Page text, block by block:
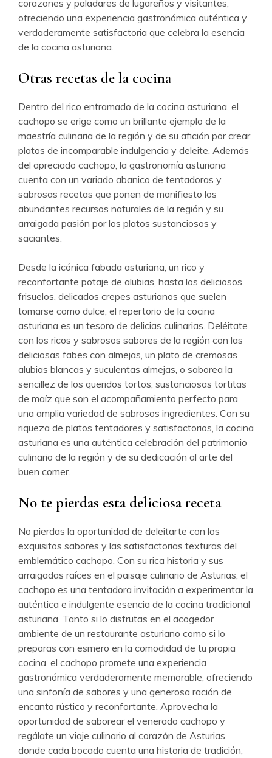
corazones y paladares de lugareños y visitantes,
ofreciendo una experiencia gastronómica auténtica y
verdaderamente satisfactoria que celebra la esencia
de la cocina asturiana.
Otras recetas de la cocina
Dentro del rico entramado de la cocina asturiana, el
cachopo se erige como un brillante ejemplo de la
maestría culinaria de la región y de su afición por crear
platos de incomparable indulgencia y deleite. Además
del apreciado cachopo, la gastronomía asturiana
cuenta con un variado abanico de tentadoras y
sabrosas recetas que ponen de manifiesto los
abundantes recursos naturales de la región y su
arraigada pasión por los platos sustanciosos y
saciantes.
Desde la icónica fabada asturiana, un rico y
reconfortante potaje de alubias, hasta los deliciosos
frisuelos, delicados crepes asturianos que suelen
tomarse como dulce, el repertorio de la cocina
asturiana es un tesoro de delicias culinarias. Deléitate
con los ricos y sabrosos sabores de la región con las
deliciosas fabes con almejas, un plato de cremosas
alubias blancas y suculentas almejas, o saborea la
sencillez de los queridos tortos, sustanciosas tortitas
de maíz que son el acompañamiento perfecto para
una amplia variedad de sabrosos ingredientes. Con su
riqueza de platos tentadores y satisfactorios, la cocina
asturiana es una auténtica celebración del patrimonio
culinario de la región y de su dedicación al arte del
buen comer.
No te pierdas esta deliciosa receta
No pierdas la oportunidad de deleitarte con los
exquisitos sabores y las satisfactorias texturas del
emblemático cachopo. Con su rica historia y sus
arraigadas raíces en el paisaje culinario de Asturias, el
cachopo es una tentadora invitación a experimentar la
auténtica e indulgente esencia de la cocina tradicional
asturiana. Tanto si lo disfrutas en el acogedor
ambiente de un restaurante asturiano como si lo
preparas con esmero en la comodidad de tu propia
cocina, el cachopo promete una experiencia
gastronómica verdaderamente memorable, ofreciendo
una sinfonía de sabores y una generosa ración de
encanto rústico y reconfortante. Aprovecha la
oportunidad de saborear el venerado cachopo y
regálate un viaje culinario al corazón de Asturias,
donde cada bocado cuenta una historia de tradición,